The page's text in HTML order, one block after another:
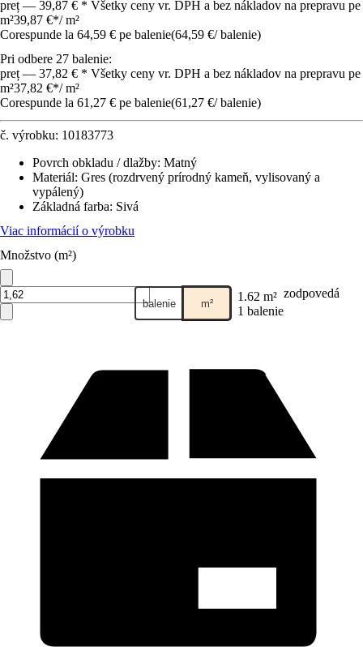
preț — 39,87 € * Všetky ceny vr. DPH a bez nákladov na prepravu pe
m²39,87 €*/ m²
Corespunde la 64,59 € pe balenie(64,59 €/ balenie)
Pri odbere 27 balenie:
preț — 37,82 € * Všetky ceny vr. DPH a bez nákladov na prepravu pe
m²37,82 €*/ m²
Corespunde la 61,27 € pe balenie(61,27 €/ balenie)
č. výrobku: 10183773
Povrch obkladu / dlažby: Matný
Materiál: Gres (rozdrvený prírodný kameň, vylisovaný a
vypálený)
Základná farba: Sivá
Viac informácií o výrobku
Množstvo (m²)
balenie m² 1.62 m² zodpovedá
1 balenie